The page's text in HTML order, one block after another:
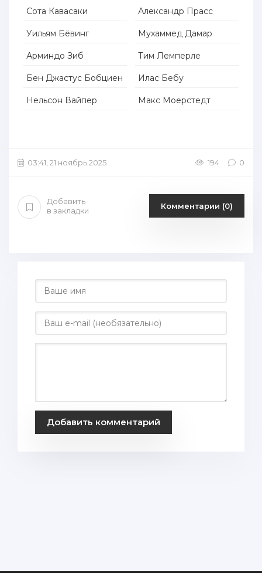
Сота Кавасаки
Уильям Бёвинг
Арминдо Зиб
Бен Джастус Бобциен
Нельсон Вайпер
Александр Прасс
Мухаммед Дамар
Тим Лемперле
Илас Бебу
Макс Моерстедт
03:41, 21 ноябрь 2025 194 0
Добавить
в закладки
Комментарии (0)
Добавить комментарий